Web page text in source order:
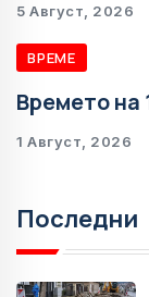
5 Август, 2026
ВРЕМЕ
Времето на
1 Август, 2026
Последни